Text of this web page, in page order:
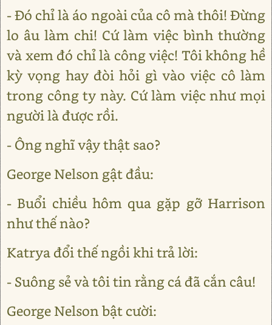
- Đó chỉ là áo ngoài của cô mà thôi! Đừng
lo âu làm chi! Cứ làm việc bình thường
và xem đó chỉ là công việc! Tôi không hề
kỳ vọng hay đòi hỏi gì vào việc cô làm
trong công ty này. Cứ làm việc như mọi
người là được rồi.
- Ông nghĩ vậy thật sao?
George Nelson gật đầu:
- Buổi chiều hôm qua gặp gỡ Harrison
như thế nào?
Katrya đổi thế ngồi khi trả lời:
- Suông sẻ và tôi tin rằng cá đã cắn câu!
George Nelson bật cười: